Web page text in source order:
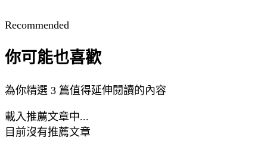
Recommended
你可能也喜歡
為你精選 3 篇值得延伸閱讀的內容
載入推薦文章中...
目前沒有推薦文章